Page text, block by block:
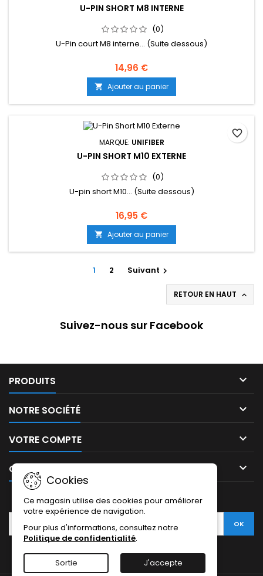
U-PIN SHORT M8 INTERNE
(0)
U-Pin court M8 interne... (Suite dessous)
14,96 €
 Ajouter au panier
MARQUE: UNIFIBER
U-PIN SHORT M10 EXTERNE
(0)
U-pin short M10... (Suite dessous)
16,95 €
 Ajouter au panier
favorite_border
1 2 Suivant 
RETOUR EN HAUT 
Suivez-nous sur Facebook
PRODUITS 
NOTRE SOCIÉTÉ 
VOTRE COMPTE 
CONTACT 
Cookies
Ce magasin utilise des cookies pour améliorer
votre expérience de navigation.
Pour plus d'informations, consultez notre
Politique de confidentialité.
Sortie J'accepte
LETTRE D'INFORMATIONS